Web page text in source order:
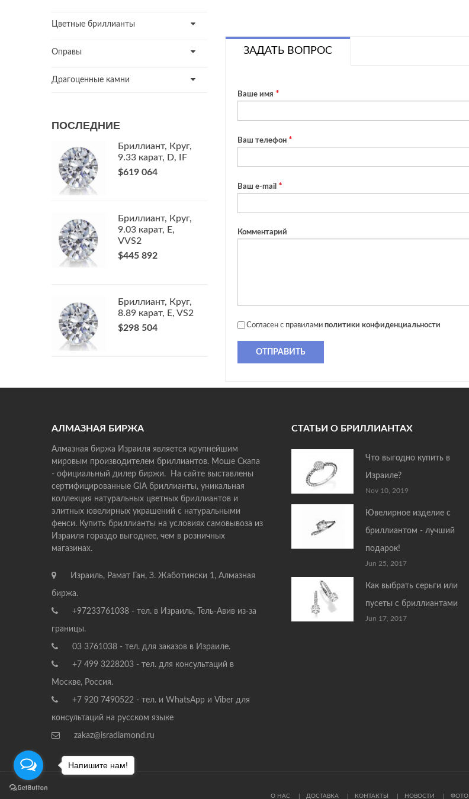
Цветные бриллианты
Оправы
Драгоценные камни
ПОСЛЕДНИЕ
Бриллиант, Круг,
9.33 карат, D, IF
$619 064
Бриллиант, Круг,
9.03 карат, E,
VVS2
$445 892
Бриллиант, Круг,
8.89 карат, E, VS2
$298 504
ЗАДАТЬ ВОПРОС
Ваше имя
Ваш телефон
Ваш e-mail
Комментарий
Согласен с правилами политики конфиденциальности
ОТПРАВИТЬ
АЛМАЗНАЯ БИРЖА
Алмазная биржа Израиля является крупнейшим
мировым производителем бриллиантов. Моше Скапа
- официальный дилер биржи. На сайте выставлены
сертифицированные GIA бриллианты, уникальная
коллекция натуральных цветных бриллиантов и
элитных ювелирных украшений с натуральными
фенси. Купить бриллианты на условиях самовывоза из
Израиля гораздо выгоднее, чем в розничных
магазинах.
Израиль, Рамат Ган, З. Жаботински 1, Алмазная
биржа.
+97233761038 - тел. в Израиль, Тель-Авив из-за
границы.
03 3761038 - тел. для заказов в Израиле.
+7 499 3228203 - тел. для консультаций в
Москве, Россия.
+7 920 7490522 - тел. и WhatsApp и Viber для
консультаций на русском языке
zakaz@isradiamond.ru
СТАТЬИ О БРИЛЛИАНТАХ
Что выгодно купить в
Израиле?
Nov 10, 2019
Ювелирное изделие с
бриллиантом - лучший
подарок!
Jun 25, 2017
Как выбрать серьги или
пусеты с бриллиантами
Jun 17, 2017
О НАС ДОСТАВКА КОНТАКТЫ НОВОСТИ ФОТО
Напишите нам!